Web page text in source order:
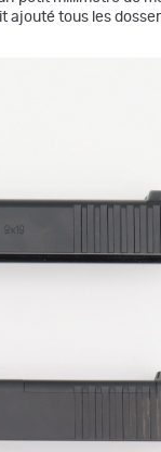
ajouté tous les